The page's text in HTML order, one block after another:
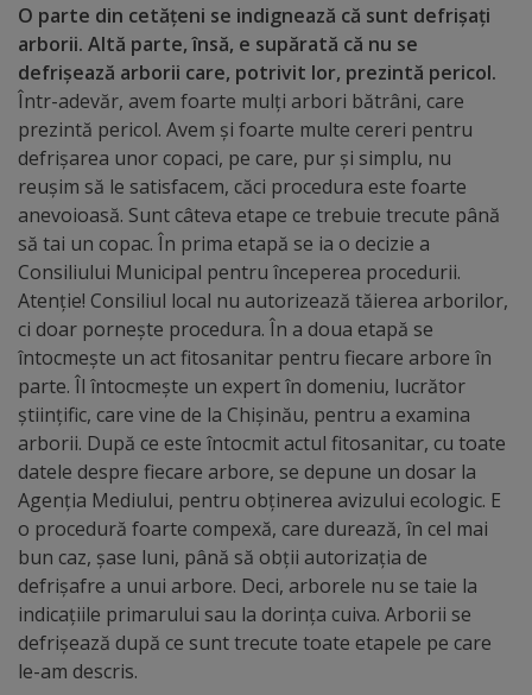
Obiective
turistice
Sculpturi
(harta
sculpturilor)
Monumente
arhitecturale
Personalități
marcante
Sportivi
de
performanță
Orașul
în
O parte din cetățeni se indignează că sunt defrișați
arborii. Altă parte, însă, e supărată că nu se
defrișează arborii care, potrivit lor, prezintă pericol.
Într-adevăr, avem foarte mulți arbori bătrâni, care
prezintă pericol. Avem și foarte multe cereri pentru
defrișarea unor copaci, pe care, pur și simplu, nu
reușim să le satisfacem, căci procedura este foarte
anevoioasă. Sunt câteva etape ce trebuie trecute până
să tai un copac. În prima etapă se ia o decizie a
Consiliului Municipal pentru începerea procedurii.
Atenție! Consiliul local nu autorizează tăierea arborilor,
ci doar pornește procedura. În a doua etapă se
întocmește un act fitosanitar pentru fiecare arbore în
parte. Îl întocmește un expert în domeniu, lucrător
științific, care vine de la Chișinău, pentru a examina
arborii. După ce este întocmit actul fitosanitar, cu toate
datele despre fiecare arbore, se depune un dosar la
Agenția Mediului, pentru obținerea avizului ecologic. E
o procedură foarte compexă, care durează, în cel mai
bun caz, șase luni, până să obții autorizația de
defrișafre a unui arbore. Deci, arborele nu se taie la
indicațiile primarului sau la dorința cuiva. Arborii se
defrișează după ce sunt trecute toate etapele pe care
le-am descris.